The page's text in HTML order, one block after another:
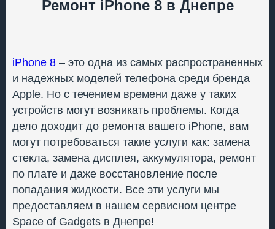
Ремонт iPhone 8 в Днепре
iPhone 8 – это одна из самых распространенных
и надежных моделей телефона среди бренда
Apple. Но с течением времени даже у таких
устройств могут возникать проблемы. Когда
дело доходит до ремонта вашего iPhone, вам
могут потребоваться такие услуги как: замена
стекла, замена дисплея, аккумулятора, ремонт
по плате и даже восстановление после
попадания жидкости. Все эти услуги мы
предоставляем в нашем сервисном центре
Space of Gadgets в Днепре!